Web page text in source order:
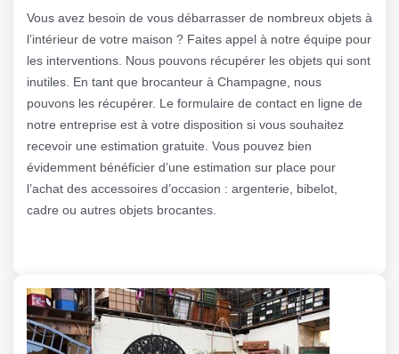
Vous avez besoin de vous débarrasser de nombreux objets à
l’intérieur de votre maison ? Faites appel à notre équipe pour
les interventions. Nous pouvons récupérer les objets qui sont
inutiles. En tant que brocanteur à Champagne, nous
pouvons les récupérer. Le formulaire de contact en ligne de
notre entreprise est à votre disposition si vous souhaitez
recevoir une estimation gratuite. Vous pouvez bien
évidemment bénéficier d’une estimation sur place pour
l’achat des accessoires d’occasion : argenterie, bibelot,
cadre ou autres objets brocantes.